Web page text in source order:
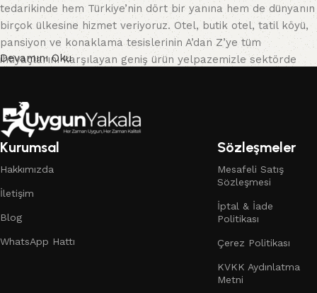
tedarikinde hem Türkiye’nin dört bir yanına hem de dünyanın
birçok ülkesine hizmet veriyoruz. Otel, butik otel, tatil köyü,
pansiyon ve konaklama tesislerinin A’dan Z’ye tüm
ihtiyaçlarını karşılayan geniş ürün yelpazemizle sektörde
Toptan otel malzemeleri
ekibimizle, yüksek kaliteli ürünleri rekabetçi fiyatlarla
sunuyor, işletmelerin maliyetlerini düşürürken kalite
standartlarını yükseltmelerine yardımcı oluyoruz. Konuk
memnuniyetini artırmak, profesyonel bir izlenim bırakmak
ve operasyonel süreçleri kolaylaştırmak isteyen işletmeler
Ürün portföyümüzde; havlu, bornoz, terlik gibi otel tekstil
ve kişisel bakım malzemelerine;
Devamını Oku
Kurumsal
Hakkımızda
İletişim
Blog
WhatsApp Hattı
Sözleşmeler
Mesafeli Satış
Sözleşmesi
İptal & İade
Politikası
Çerez Politikası
KVKK Aydınlatma
Metni